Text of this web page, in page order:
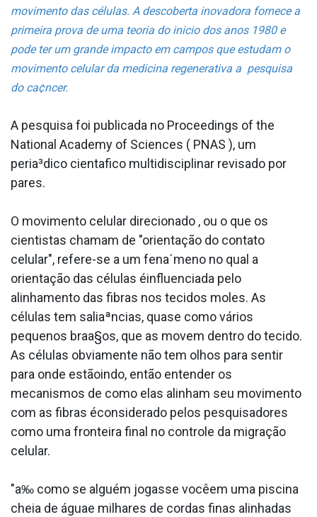
movimento das células. A descoberta inovadora fornece a
primeira prova de uma teoria do ini­cio dos anos 1980 e
pode ter um grande impacto em campos que estudam o
movimento celular da medicina regenerativa a pesquisa
do ca¢ncer.
A pesquisa foi publicada no Proceedings of the
National Academy of Sciences ( PNAS ), um
peria³dico cienta­fico multidisciplinar revisado por
pares.
O movimento celular direcionado , ou o que os
cientistas chamam de "orientação do contato
celular", refere-se a um fena´meno no qual a
orientação das células éinfluenciada pelo
alinhamento das fibras nos tecidos moles. As
células tem saliaªncias, quase como vários
pequenos braa§os, que as movem dentro do tecido.
As células obviamente não tem olhos para sentir
para onde estãoindo, então entender os
mecanismos de como elas alinham seu movimento
com as fibras éconsiderado pelos pesquisadores
como uma fronteira final no controle da migração
celular.
"a‰ como se alguém jogasse vocêem uma piscina
cheia de águae milhares de cordas finas alinhadas